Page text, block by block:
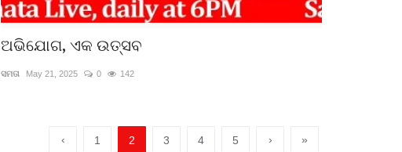
ଅଭିଯୋଗ, ଏକ ଉତ୍ସବ
ସମତା May 21, 2025 0 142
‹ 1 2 3 4 5 › »